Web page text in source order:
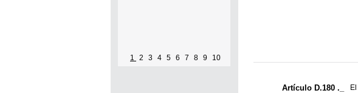
1 2 3 4 5 6 7 8 9 10
Artículo D.180 ._